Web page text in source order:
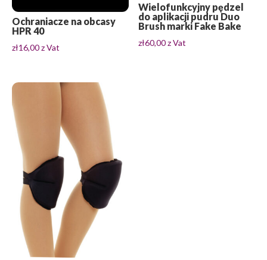
Ochraniacze na obcasy
HPR 40
zł16,00z Vat
Wielofunkcyjny pędzel
do aplikacji pudru Duo
Brush marki Fake Bake
zł60,00z Vat